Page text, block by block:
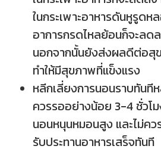
ในกระเพาะอาหารดันหูรูด
อาการกรดไหลย้อนก็จะลด
นอกจากนั้นยังส่งผลดีต่อสุ
ทำให้มีสุขภาพที่แข็งแรง
หลีกเลี่ยงการนอนราบทันที
ควรรออย่างน้อย 3-4 ชั่วโ
นอนหนุนหมอนสูง และไม่ค
รับประทานอาหารเสร็จทันที